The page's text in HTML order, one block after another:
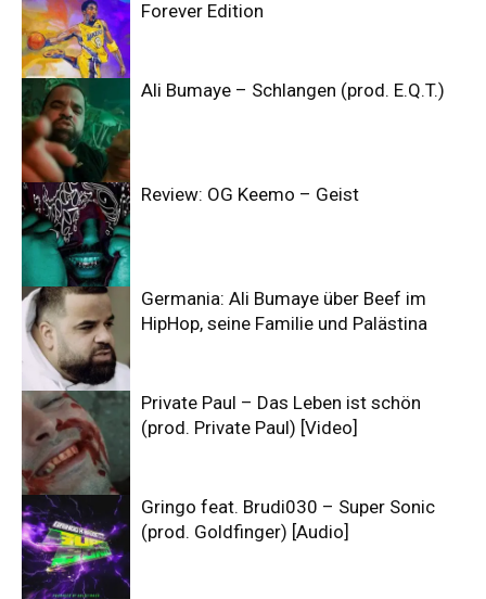
Forever Edition
Ali Bumaye – Schlangen (prod. E.Q.T.)
Review: OG Keemo – Geist
Germania: Ali Bumaye über Beef im
HipHop, seine Familie und Palästina
Private Paul – Das Leben ist schön
(prod. Private Paul) [Video]
Gringo feat. Brudi030 – Super Sonic
(prod. Goldfinger) [Audio]